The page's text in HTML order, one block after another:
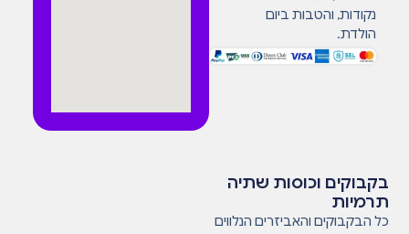
נקודות, והטבות ביום
הולדת.
בקבוקים וכוסות שתיה
תרמיות
כל הבקבוקים והאביזרים הנלווים